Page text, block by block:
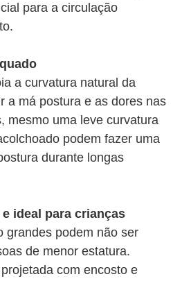
para a circulação
a curvatura natural da
a má postura e as dores nas
mesmo uma leve curvatura
podem fazer uma
durante longas
ideal para crianças
grandes podem não ser
de menor estatura.
com encosto e